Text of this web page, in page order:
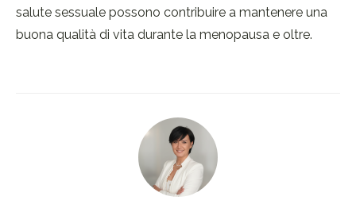
salute sessuale possono contribuire a mantenere una
buona qualità di vita durante la menopausa e oltre.